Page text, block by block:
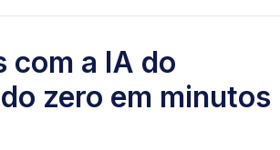
com a IA do
zero em minutos